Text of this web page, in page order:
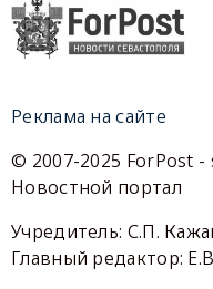
Реклама на сайте
© 2007-2025 ForPost -
Новостной портал
Учредитель: С.П.
Главный редактор: